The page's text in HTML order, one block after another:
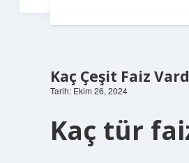
Kaç Çeşit Faiz
Tarih: Ekim 26, 2024
Kaç tür